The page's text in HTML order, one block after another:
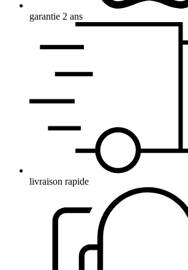
garantie 2 ans
livraison rapide